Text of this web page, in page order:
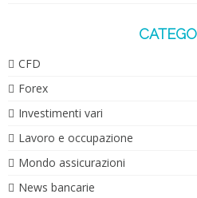
CFD
Forex
Investimenti vari
Lavoro e occupazione
Mondo assicurazioni
News bancarie